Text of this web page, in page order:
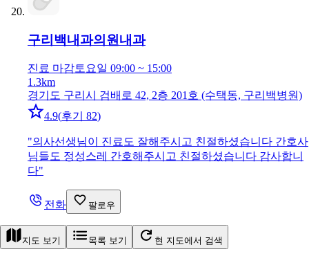
구리백내과의원 내과
진료 마감토요일 09:00 ~ 15:00
1.3km
경기도 구리시 검배로 42, 2층 201호 (수택동, 구리백병원)
4.9(후기 82)
"의사선생님이 진료도 잘해주시고 친절하셨습니다 간호사
님들도 정성스레 간호해주시고 친절하셨습니다 감사합니
다"
전화 팔로우
지도 보기 목록 보기 현 지도에서 검색